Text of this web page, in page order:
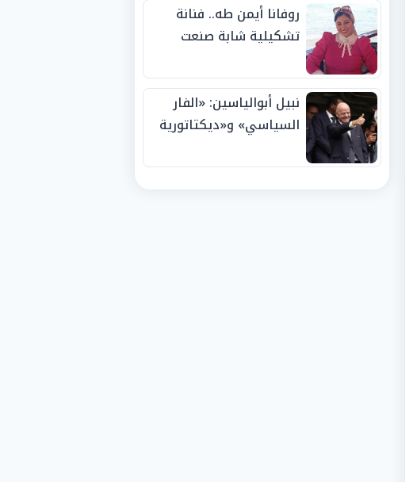
روفانا أيمن طه.. فنانة
تشكيلية شابة صنعت
الجوائز منذ الصغر
نبيل أبوالياسين: «الفار
السياسي» و«ديكتاتورية
الفيفا».. وإقالة